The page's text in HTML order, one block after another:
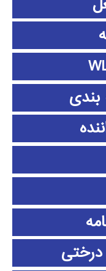
بندی
درختی